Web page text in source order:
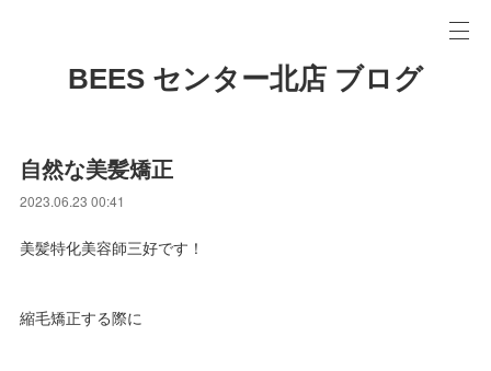
BEES センター北店 ブログ
自然な美髪矯正
2023.06.23 00:41
美髪特化美容師三好です！
縮毛矯正する際に